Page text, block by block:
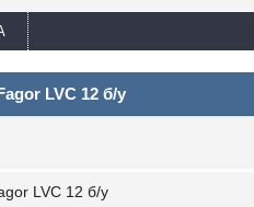
LVC 12 б/у
LVC 12 б/у